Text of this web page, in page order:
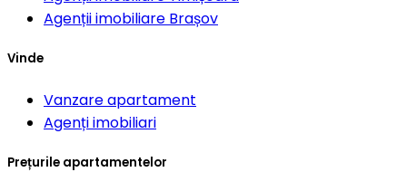
Agenții imobiliare Brașov
Vinde
Vanzare apartament
Agenți imobiliari
Prețurile apartamentelor